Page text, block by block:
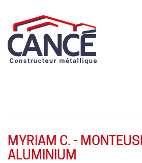
MYRIAM C. -
ALUMINIUM